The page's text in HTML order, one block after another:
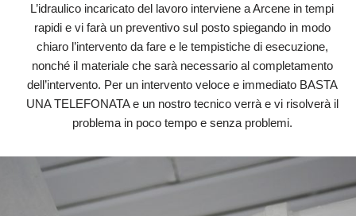
L’idraulico incaricato del lavoro interviene a Arcene in tempi
rapidi e vi farà un preventivo sul posto spiegando in modo
chiaro l’intervento da fare e le tempistiche di esecuzione,
nonché il materiale che sarà necessario al completamento
dell’intervento. Per un intervento veloce e immediato BASTA
UNA TELEFONATA e un nostro tecnico verrà e vi risolverà il
problema in poco tempo e senza problemi.